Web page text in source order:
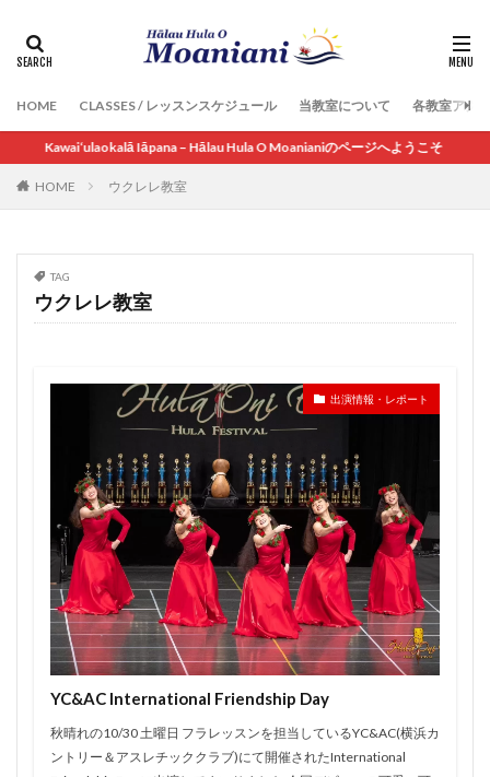
HOME CLASSES / レッスンスケジュール 当教室について 各教室アク
Kawai‘ulaokalā Iāpana – Hālau Hula O Moanianiのページへようこそ
HOME ウクレレ教室
TAG
ウクレレ教室
出演情報・レポート
YC&AC International Friendship Day
秋晴れの10/30 土曜日 フラレッスンを担当しているYC&AC(横浜カ
ントリー＆アスレチッククラブ)にて開催されたInternational